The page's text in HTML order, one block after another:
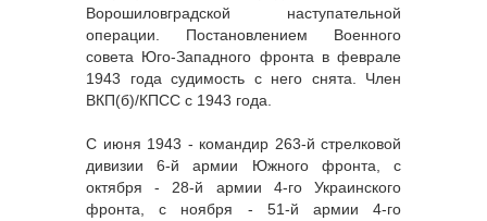
Ворошиловградской наступательной
операции. Постановлением Военного
совета Юго-Западного фронта в феврале
1943 года судимость с него снята. Член
ВКП(б)/КПСС с 1943 года.
С июня 1943 - командир 263-й стрелковой
дивизии 6-й армии Южного фронта, с
октября - 28-й армии 4-го Украинского
фронта, с ноября - 51-й армии 4-го